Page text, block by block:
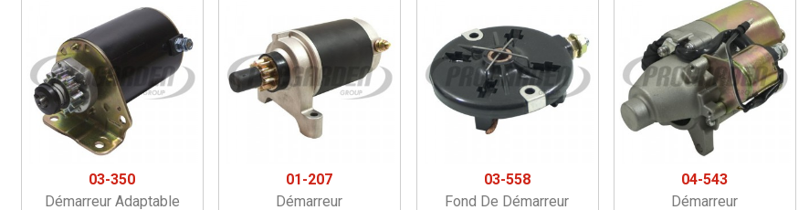
03-350
Démarreur Adaptable
01-207
Démarreur
03-558
Fond De Démarreur
04-543
Démarreur